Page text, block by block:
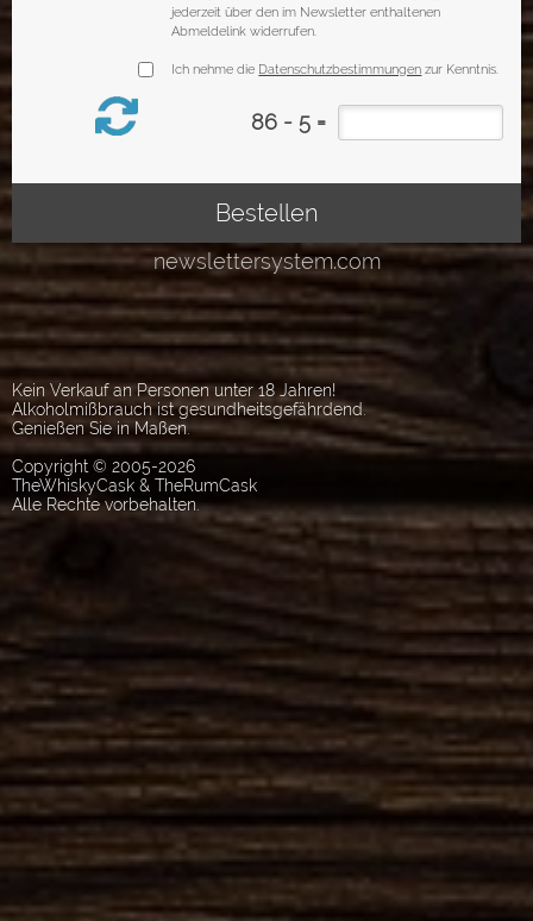
Kein Verkauf an Personen unter 18 Jahren!
Alkoholmißbrauch ist gesundheitsgefährdend.
Genießen Sie in Maßen.
Copyright © 2005-2026
TheWhiskyCask & TheRumCask
Alle Rechte vorbehalten.